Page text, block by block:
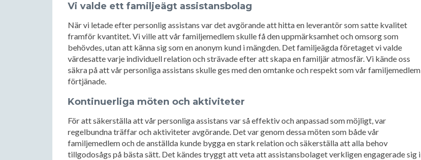
Vi valde ett familjeägt assistansbolag
När vi letade efter personlig assistans var det avgörande att hitta en leverantör som satte kvalitet
framför kvantitet. Vi ville att vår familjemedlem skulle få den uppmärksamhet och omsorg som
behövdes, utan att känna sig som en anonym kund i mängden. Det familjeägda företaget vi valde
värdesatte varje individuell relation och strävade efter att skapa en familjär atmosfär. Vi kände oss
säkra på att vår personliga assistans skulle ges med den omtanke och respekt som vår familjemedlem
förtjänade.
Kontinuerliga möten och aktiviteter
För att säkerställa att vår personliga assistans var så effektiv och anpassad som möjligt, var
regelbundna träffar och aktiviteter avgörande. Det var genom dessa möten som både vår
familjemedlem och de anställda kunde bygga en stark relation och säkerställa att alla behov
tillgodosågs på bästa sätt. Det kändes tryggt att veta att assistansbolaget verkligen engagerade sig i